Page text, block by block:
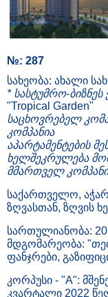
№: 287
სახეობა: ახალი
* სასტუმრო-
"Tropical Garden"
საცხოვრებელ
კომპანია
აპარტამენტების
ხელშეკრულება
მმართველ
საქართველო,
ზღვასთან, ზღვის
სართულიანობა: 20
მდგომარეობა:
ფანჯრები,
კორპუსი - "A":
კვარტალი 2022